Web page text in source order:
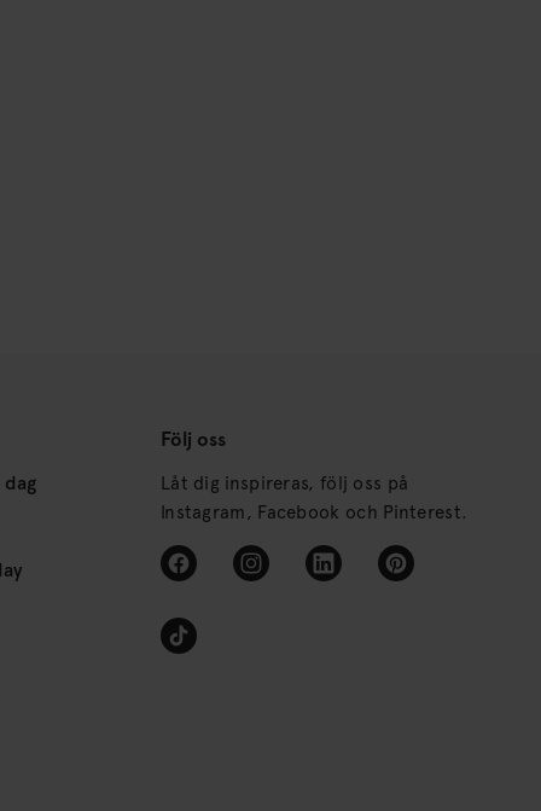
Följ oss
Låt dig inspireras, följ oss på
Instagram, Facebook och Pinterest.